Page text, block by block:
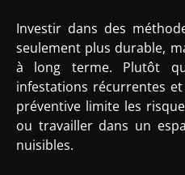
Investir dans des
seulement plus durable,
à long terme. Plutôt
infestations récurrentes
préventive limite les
ou travailler dans un
nuisibles.